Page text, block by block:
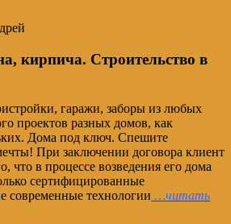
кирпича. Строительство в
гаражи, заборы из любых
проектов разных домов, как
Дома под ключ. Спешите
При заключении договора клиент
что в процессе возведения его дома
сертифицированные
современные технологии …читать